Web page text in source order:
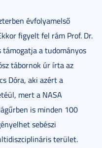
évfolyamelső
figyelt fel rám Prof. Dr.
támogatja a tudományos
tábornok úr írta az
Dóra, aki azért a
mert a NASA
is minden 100
sebészi
terület.